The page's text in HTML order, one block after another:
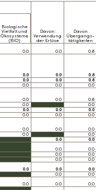
Davon:
Verwendung
der Erlöse
Davon
Übergangs-
tätigkeiten
Biologische
Vielfalt und
Ökosysteme
(BIO)
0.0 0.0 0.8
0.0 0.0 0.8
0.0 0.0 0.8
0.0 0.0 0.0
0.0 0.0 0.8
0.0 0.0
0.0 0.0 0.0
0.0 0.0 0.0
0.0 0.0 0.0
0.0 0.0
0.0 0.0
0.0 0.0
0.0 0.0
0.0 0.0
0.0 0.0 0.0
0.0 0.0
0.0 0.0 0.0